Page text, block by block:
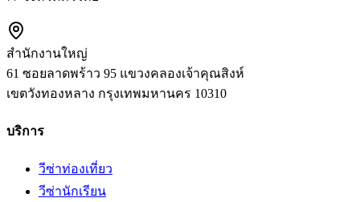
สำนักงานใหญ่
61 ซอยลาดพร้าว 95 แขวงคลองเจ้าคุณสิงห์
เขตวังทองหลาง กรุงเทพมหานคร 10310
บริการ
วีซ่าท่องเที่ยว
วีซ่านักเรียน